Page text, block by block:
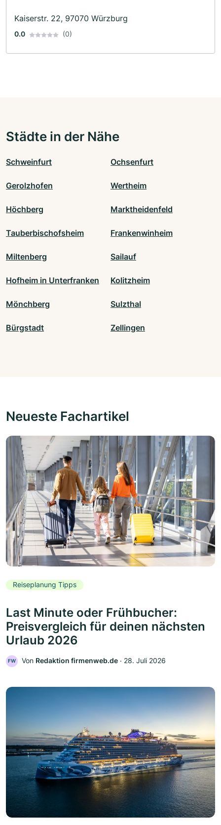
Kaiserstr. 22, 97070 Würzburg
0.0 (0)
Städte in der Nähe
Schweinfurt Ochsenfurt
Gerolzhofen Wertheim
Höchberg Marktheidenfeld
Tauberbischofsheim Frankenwinheim
Miltenberg Sailauf
Hofheim in Unterfranken Kolitzheim
Mönchberg Sulzthal
Bürgstadt Zellingen
Neueste Fachartikel
Reiseplanung Tipps
Last Minute oder Frühbucher:
Preisvergleich für deinen nächsten
Urlaub 2026
FW Von Redaktion firmenweb.de ‧ 28. Juli 2026